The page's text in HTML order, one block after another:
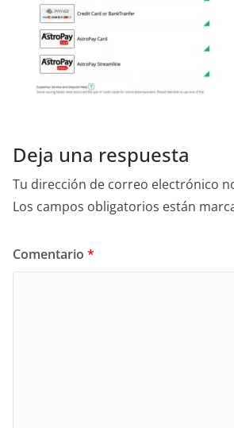
Deja una respuesta
Tu dirección de correo electrónico
Los campos obligatorios están
Comentario *